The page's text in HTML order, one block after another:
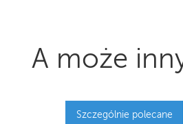
A może
Szczególnie polecane